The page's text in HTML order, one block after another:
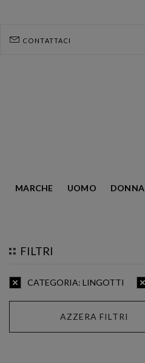
CONTATTACI
MARCHE UOMO DONNA
HOMEPAGE
LINGOTTO
FILTRI
CATEGORIA: LINGOTTI
AZZERA FILTRI